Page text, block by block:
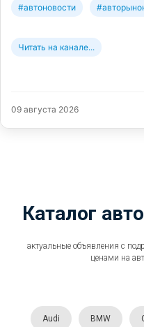
#автоновости
Читать на канале...
09 августа 2026
Каталог
актуальные объявления с
ценами на
Audi BMW